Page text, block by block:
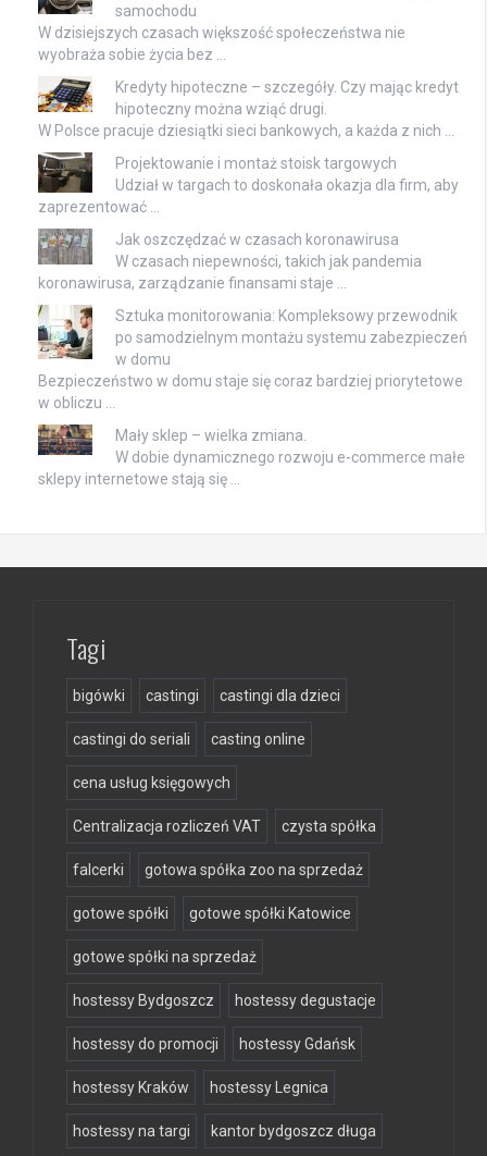
samochodu
W dzisiejszych czasach większość społeczeństwa nie
wyobraża sobie życia bez …
Kredyty hipoteczne – szczegóły. Czy mając kredyt
hipoteczny można wziąć drugi.
W Polsce pracuje dziesiątki sieci bankowych, a każda z nich …
Projektowanie i montaż stoisk targowych
Udział w targach to doskonała okazja dla firm, aby
zaprezentować …
Jak oszczędzać w czasach koronawirusa
W czasach niepewności, takich jak pandemia
koronawirusa, zarządzanie finansami staje …
Sztuka monitorowania: Kompleksowy przewodnik
po samodzielnym montażu systemu zabezpieczeń
w domu
Bezpieczeństwo w domu staje się coraz bardziej priorytetowe
w obliczu …
Mały sklep – wielka zmiana.
W dobie dynamicznego rozwoju e-commerce małe
sklepy internetowe stają się …
Tagi
bigówki castingi castingi dla dzieci
castingi do seriali casting online
cena usług księgowych
Centralizacja rozliczeń VAT czysta spółka
falcerki gotowa spółka zoo na sprzedaż
gotowe spółki gotowe spółki Katowice
gotowe spółki na sprzedaż
hostessy Bydgoszcz hostessy degustacje
hostessy do promocji hostessy Gdańsk
hostessy Kraków hostessy Legnica
hostessy na targi kantor bydgoszcz długa